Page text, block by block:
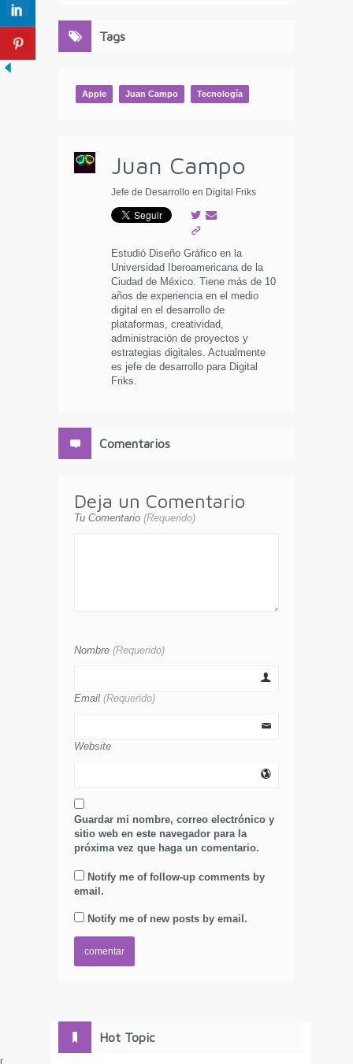
Tags
Apple Juan Campo Tecnología
Juan Campo
Jefe de Desarrollo en Digital Friks
Estudió Diseño Gráfico en la
Universidad Iberoamericana de la
Ciudad de México. Tiene más de 10
años de experiencia en el medio
digital en el desarrollo de
plataformas, creatividad,
administración de proyectos y
estrategias digitales. Actualmente
es jefe de desarrollo para Digital
Friks.
Comentarios
Deja un Comentario
Tu Comentario (Requerido)
Nombre (Requerido)
Email (Requerido)
Website
Guardar mi nombre, correo electrónico y
sitio web en este navegador para la
próxima vez que haga un comentario.
Notify me of follow-up comments by
email.
Notify me of new posts by email.
Hot Topic